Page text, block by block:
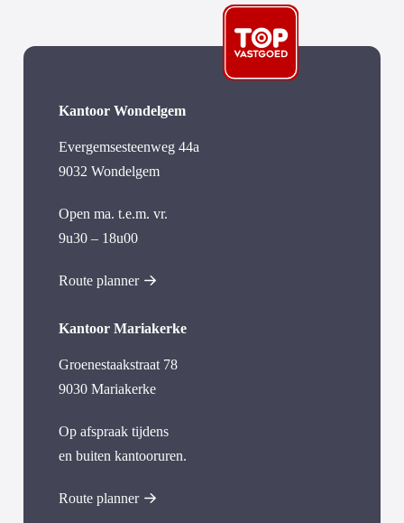
Kantoor Wondelgem
Evergemsesteenweg 44a
9032 Wondelgem
Open ma. t.e.m. vr.
9u30 – 18u00
Route planner
Kantoor Mariakerke
Groenestaakstraat 78
9030 Mariakerke
Op afspraak tijdens
en buiten kantooruren.
Route planner